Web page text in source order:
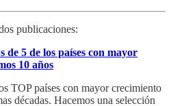
publicaciones:
de 5 de los países con mayor
10 años
TOP países con mayor crecimiento
décadas. Hacemos una selección